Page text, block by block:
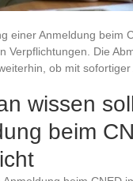
einer Anmeldung beim
Verpflichtungen. Die
ob mit sofortiger
wissen
beim